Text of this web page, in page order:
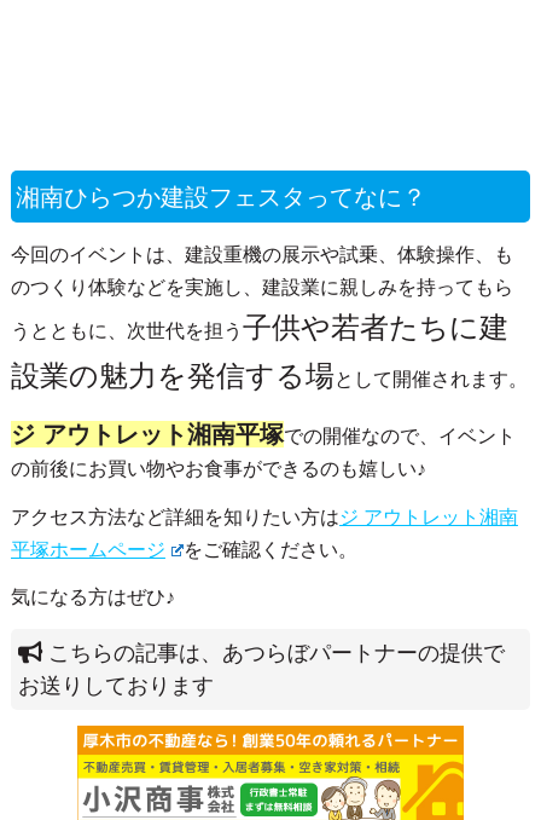
湘南ひらつか建設フェスタってなに？
今回のイベントは、建設重機の展示や試乗、体験操作、も
のつくり体験などを実施し、建設業に親しみを持ってもら
うとともに、次世代を担う 子供や若者たちに建
設業の魅力を発信する場として開催されます。
ジ アウトレット湘南平塚での開催なので、イベント
の前後にお買い物やお食事ができるのも嬉しい♪
アクセス方法など詳細を知りたい方はジ アウトレット湘南
平塚ホームページ
をご確認ください。
気になる方はぜひ♪
こちらの記事は、あつらぼパートナーの提供で
お送りしております